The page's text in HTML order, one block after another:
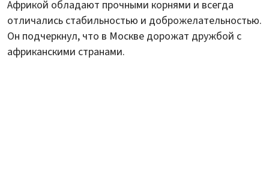
Африкой обладают прочными корнями и всегда
отличались стабильностью и доброжелательностью.
Он подчеркнул, что в Москве дорожат дружбой с
африканскими странами.